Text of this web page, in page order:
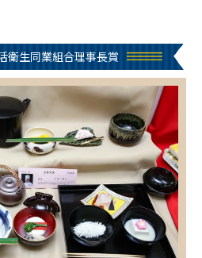
衛生同業組合理事長賞